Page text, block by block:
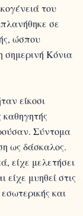
του
σε
ώσπου
σημερινή Κόνια
είκοσι
Σύντομα
ως δάσκαλος.
είχε μελετήσει
μυηθεί στις
και